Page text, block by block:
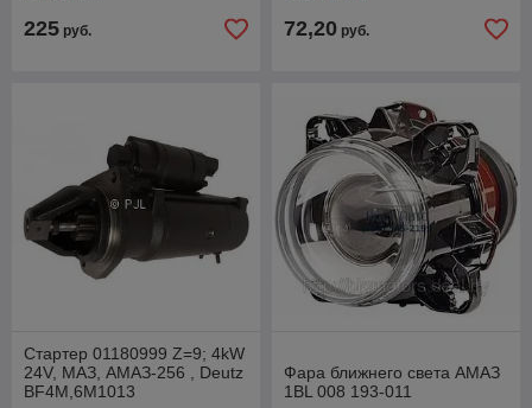
225 руб. 72,20 руб.
Стартер 01180999 Z=9; 4kW
24V, МАЗ, АМАЗ-256 , Deutz
BF4M,6М1013
Фара ближнего света АМАЗ
1BL 008 193-011